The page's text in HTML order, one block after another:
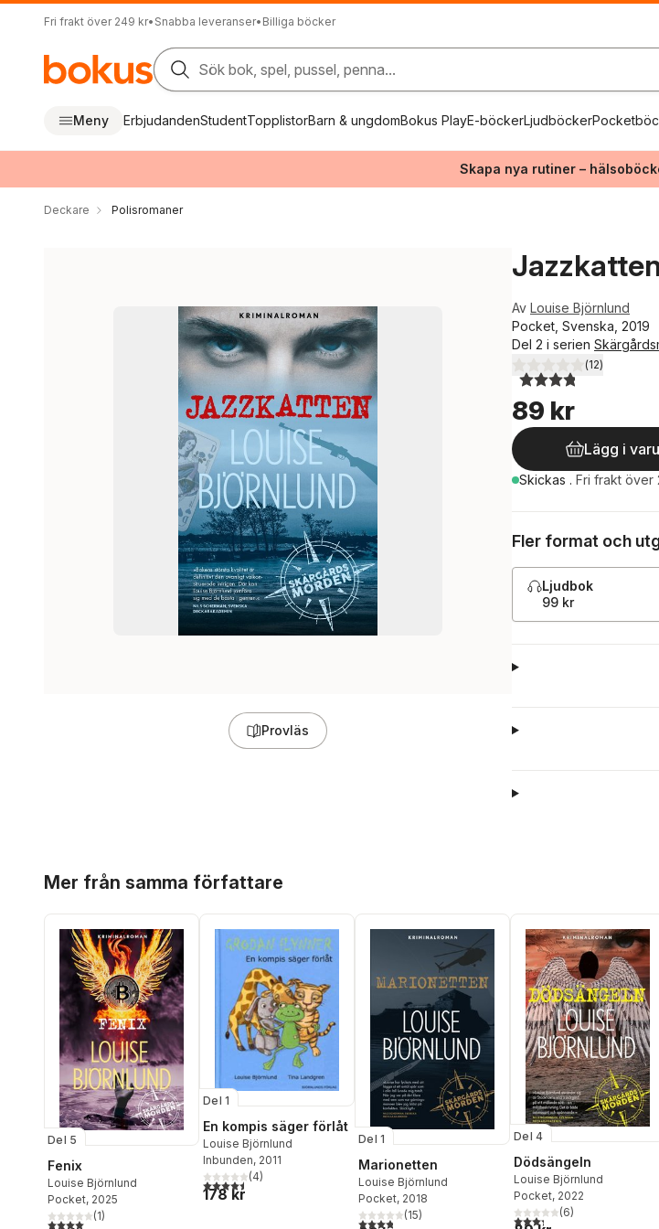
Fri frakt över 249 kr• Snabba leveranser• Billiga böcker
Sök bok, spel, pussel, penna...
Meny ErbjudandenStudentTopplistorBarn & ungdomBokus PlayE-böckerLjudböcker
Skapa nya rutiner –
Deckare Polisromaner
Provläs
Av Louise Björnlund
Pocket, Svenska, 2019
Del 2 i serien
3,8utav 5 stjärnor. Totalt
(12)
89 kr
Lägg i
Skickas . Fri frakt över
Fler format och
Ljudbok
99 kr
Mer från samma författare
Del 5
Fenix
Louise Björnlund
Pocket, 2025
4,0utav 5 stjärnor. Totalt antal röster:
(1)
Del 1
En kompis säger förlåt
Louise Björnlund
Inbunden, 2011
4,5utav 5 stjärnor. Totalt antal röster:
(4)
178 kr
Del 1
Marionetten
Louise Björnlund
Pocket, 2018
3,8utav 5 stjärnor. Totalt antal röster:
(15)
Del 4
Dödsängeln
Louise Björnlund
Pocket, 2022
3,3utav 5 stjärnor. Totalt
(6)